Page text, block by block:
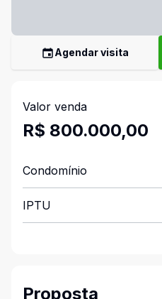
Agendar visita
Valor venda
R$ 800.000,00
Condomínio
IPTU
Proposta